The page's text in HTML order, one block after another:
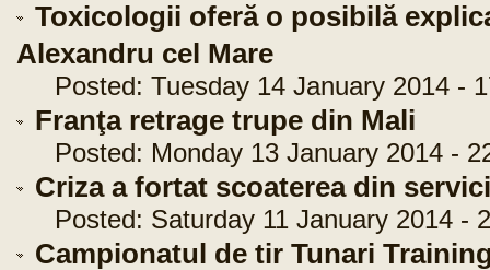
Toxicologii oferă o posibilă
Alexandru cel Mare
Posted: Tuesday 14 January 2014 -
Franţa retrage trupe din Mali
Posted: Monday 13 January 2014 -
Criza a fortat scoaterea din
Posted: Saturday 11 January 2014 -
Campionatul de tir Tunari